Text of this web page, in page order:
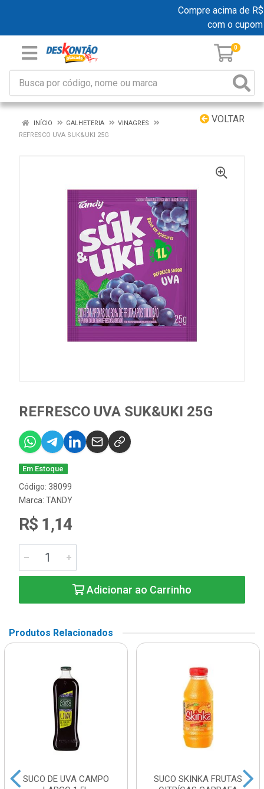
Compre acima de
com o cupom
0
VOLTAR
INÍCIO GALHETERIA
VINAGRES
REFRESCO UVA SUK&UKI 25G
REFRESCO UVA SUK&UKI 25G
Em Estoque
Código: 38099
Marca: TANDY
R$ 1,14
Adicionar ao Carrinho
Produtos Relacionados
SUCO DE UVA CAMPO
SUCO SKINKA FRUTAS